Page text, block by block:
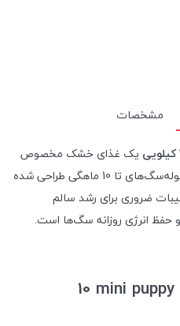
مشخصات
یک غذای خشک مخصوص
سگ‌های نژاد کوچک است که برای توله‌سگ‌های تا 10 ماهگی طراحی شده
ضروری برای رشد سالم
انرژی روزانه سگ‌ها است.
10 mini